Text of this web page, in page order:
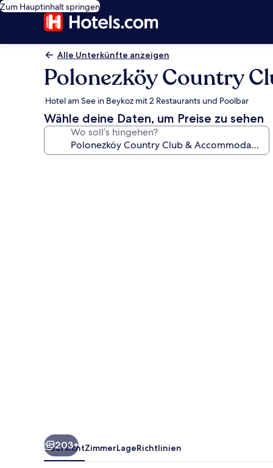
Zum Hauptinhalt springen
Alle Unterkünfte anzeigen
Polonezköy Country
Hotel am See in Beykoz mit 2 Restaurants und Poolbar
Wähle deine Daten, um Preise zu sehen
Wo soll’s hingehen?
203+
ÜbersichtZimmerLageRichtlinien